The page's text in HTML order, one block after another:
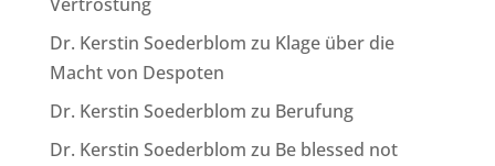
Dr. Kerstin Soederblom zu Klage über die
Macht von Despoten
Dr. Kerstin Soederblom zu Berufung
Dr. Kerstin Soederblom zu Be blessed not